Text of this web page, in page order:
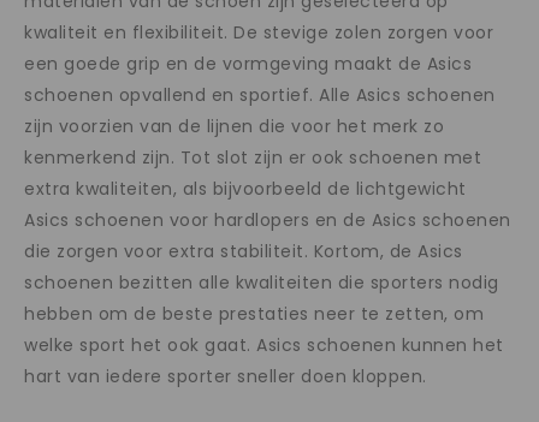
kwaliteit en flexibiliteit. De stevige zolen zorgen voor
een goede grip en de vormgeving maakt de Asics
schoenen opvallend en sportief. Alle Asics schoenen
zijn voorzien van de lijnen die voor het merk zo
kenmerkend zijn. Tot slot zijn er ook schoenen met
extra kwaliteiten, als bijvoorbeeld de lichtgewicht
Asics schoenen voor hardlopers en de Asics schoenen
die zorgen voor extra stabiliteit. Kortom, de Asics
schoenen bezitten alle kwaliteiten die sporters nodig
hebben om de beste prestaties neer te zetten, om
welke sport het ook gaat. Asics schoenen kunnen het
hart van iedere sporter sneller doen kloppen.